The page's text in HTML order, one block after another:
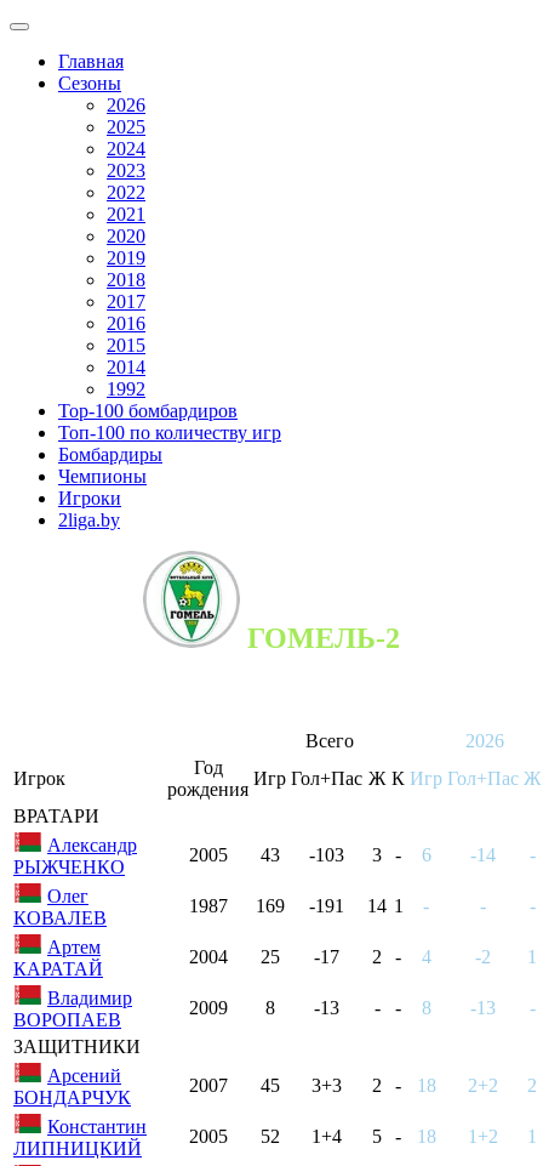
Главная
Сезоны
2026
2025
2024
2023
2022
2021
2020
2019
2018
2017
2016
2015
2014
1992
Top-100 бомбардиров
Топ-100 по количеству игр
Бомбардиры
Чемпионы
Игроки
2liga.by
ГОМЕЛЬ-2
Всего
2026
Игрок
Год
рождения
Игр Гол+Пас Ж К Игр Гол+Пас Ж
ВРАТАРИ
Александр
РЫЖЧЕНКО
2005 43 -103 3 - 6 -14
-
Олег
КОВАЛEВ
1987 169 -191 14 1 - -
-
Артем
КАРАТАЙ
2004 25 -17 2 - 4 -2
1
Владимир
ВОРОПАЕВ
2009 8 -13 - - 8 -13
-
ЗАЩИТНИКИ
Арсений
БОНДАРЧУК
2007 45 3+3 2 - 18 2+2
2
Константин
ЛИПНИЦКИЙ
2005 52 1+4 5 - 18 1+2
1